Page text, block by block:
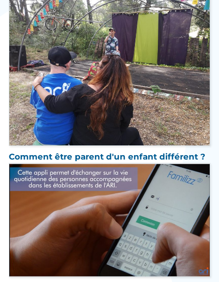
Comment être parent d'un enfant différent ?